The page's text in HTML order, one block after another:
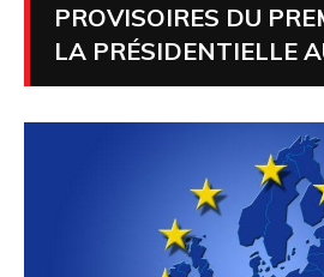
PROVISOIRES DU
LA PRÉSIDENTIELLE